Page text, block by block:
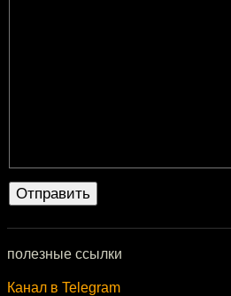
полезные ссылки
Канал в Telegram